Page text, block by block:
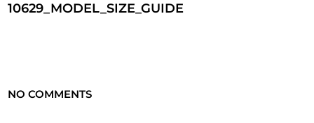
10629_MODEL_SIZE_GUIDE
NO COMMENTS